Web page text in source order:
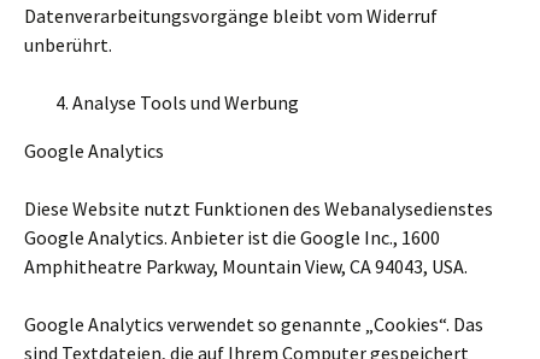
Datenverarbeitungsvorgänge bleibt vom Widerruf
unberührt.
Analyse Tools und Werbung
Google Analytics
Diese Website nutzt Funktionen des Webanalysedienstes
Google Analytics. Anbieter ist die Google Inc., 1600
Amphitheatre Parkway, Mountain View, CA 94043, USA.
Google Analytics verwendet so genannte „Cookies“. Das
sind Textdateien, die auf Ihrem Computer gespeichert